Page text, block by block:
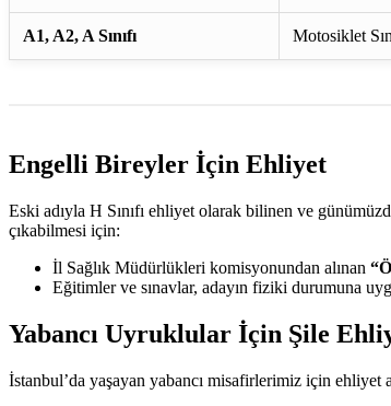
A1, A2, A Sınıfı Motosiklet
Engelli Bireyler İçin Ehliyet
Eski adıyla H Sınıfı ehliyet olarak bilinen ve
çıkabilmesi için:
İl Sağlık Müdürlükleri komisyonundan alınan
Eğitimler ve sınavlar, adayın fiziki durumuna
Yabancı Uyruklular İçin Şile
İstanbul’da yaşayan yabancı misafirlerimiz için ehliyet